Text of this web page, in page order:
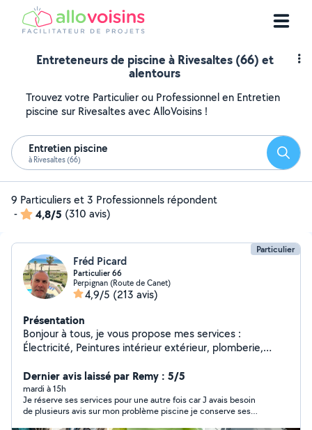
Entreteneurs de piscine à Rivesaltes (66) et
alentours
Trouvez votre Particulier ou Professionnel en Entretien
piscine sur Rivesaltes avec AlloVoisins !
Entretien piscine
à Rivesaltes (66)
9 Particuliers et 3 Professionnels répondent
-
4,8/5 (310 avis)
Particulier
Fréd Picard
Particulier 66
Perpignan (Route de Canet)
4,9/5 (213 avis)
Présentation
Bonjour à tous, je vous propose mes services :
Électricité, Peintures intérieur extérieur, plomberie,
débroussaillage, entretien des Piscines, ( Je dispose du
Matériels) si ils y'a le moindre problème je reviendrai.
Fréd
Dernier avis laissé par Remy : 5/5
mardi à 15h
Je réserve ses services pour une autre fois car J avais besoin
de plusieurs avis sur mon problème piscine je conserve ses